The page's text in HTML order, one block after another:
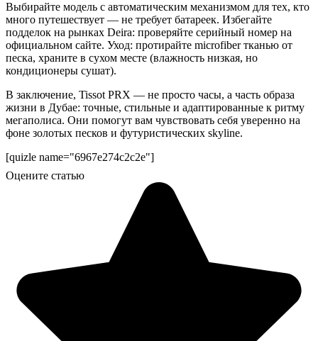
Выбирайте модель с автоматическим механизмом для тех, кто
много путешествует — не требует батареек. Избегайте
подделок на рынках Deira: проверяйте серийный номер на
официальном сайте. Уход: протирайте microfiber тканью от
песка, храните в сухом месте (влажность низкая, но
кондиционеры сушат).
В заключение, Tissot PRX — не просто часы, а часть образа
жизни в Дубае: точные, стильные и адаптированные к ритму
мегаполиса. Они помогут вам чувствовать себя уверенно на
фоне золотых песков и футуристических skyline.
[quizle name="6967e274c2c2e"]
Оцените статью